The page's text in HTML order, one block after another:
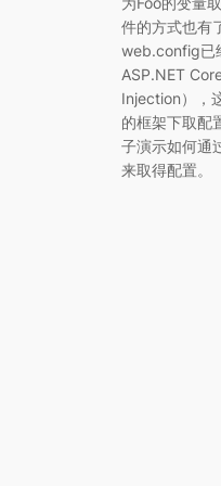
件的方式也有
web.config已
ASP.NET
Injection），
的框架下取配
子演示如何通
来取得配置。